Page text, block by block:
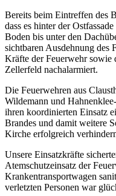
Bereits beim Eintreffen des
dass es hinter der
Boden bis unter den
sichtbaren Ausdehnung des
Kräfte der Feuerwehr
Zellerfeld nachalarmiert.
Die Feuerwehren aus
Wildemann und
ihren koordinierten Einsatz
Brandes und damit weitere
Kirche erfolgreich
Unsere Einsatzkräfte
Atemschutzeinsatz der
Krankentransportwagen
verletzten Personen war